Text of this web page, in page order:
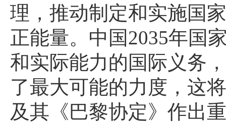
理，推动制定和实施国
正能量。中国2035年国
和实际能力的国际义务
了最大可能的力度，这
及其《巴黎协定》作出